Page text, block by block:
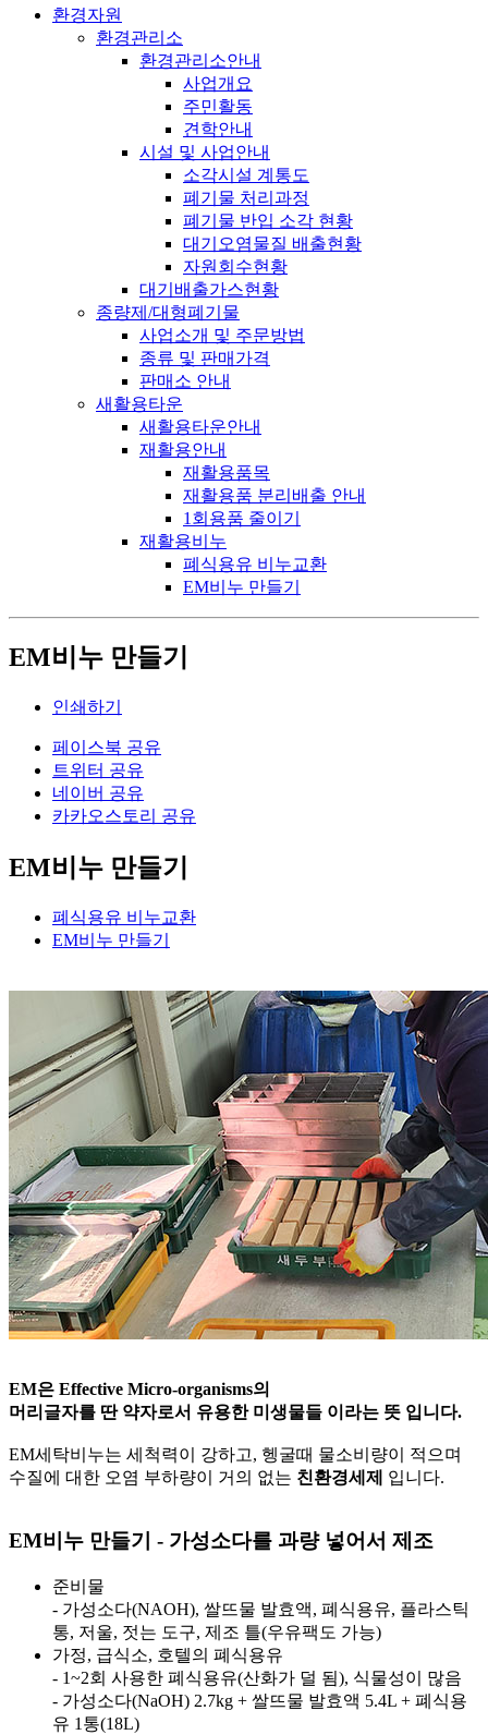
환경자원
환경관리소
환경관리소안내
사업개요
주민활동
견학안내
시설 및 사업안내
소각시설 계통도
폐기물 처리과정
폐기물 반입 소각 현황
대기오염물질 배출현황
자원회수현황
대기배출가스현황
종량제/대형폐기물
사업소개 및 주문방법
종류 및 판매가격
판매소 안내
새활용타운
새활용타운안내
재활용안내
재활용품목
재활용품 분리배출 안내
1회용품 줄이기
재활용비누
폐식용유 비누교환
EM비누 만들기
EM비누 만들기
인쇄하기
페이스북 공유
트위터 공유
네이버 공유
카카오스토리 공유
EM비누 만들기
폐식용유 비누교환
EM비누 만들기
EM은 Effective Micro-organisms의
머리글자를 딴 약자로서 유용한 미생물들 이라는 뜻 입니다.
EM세탁비누는 세척력이 강하고, 헹굴때 물소비량이 적으며
수질에 대한 오염 부하량이 거의 없는 친환경세제 입니다.
EM비누 만들기 - 가성소다를 과량 넣어서 제조
준비물
- 가성소다(NAOH), 쌀뜨물 발효액, 폐식용유, 플라스틱
통, 저울, 젓는 도구, 제조 틀(우유팩도 가능)
가정, 급식소, 호텔의 폐식용유
- 1~2회 사용한 폐식용유(산화가 덜 됨), 식물성이 많음
- 가성소다(NaOH) 2.7kg + 쌀뜨물 발효액 5.4L + 폐식용
유 1통(18L)